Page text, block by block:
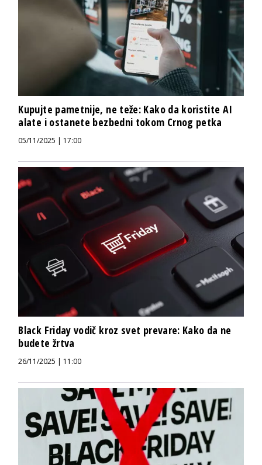
Kupujte pametnije, ne teže: Kako da koristite AI
alate i ostanete bezbedni tokom Crnog petka
05/11/2025 | 17:00
Black Friday vodič kroz svet prevare: Kako da ne
budete žrtva
26/11/2025 | 11:00